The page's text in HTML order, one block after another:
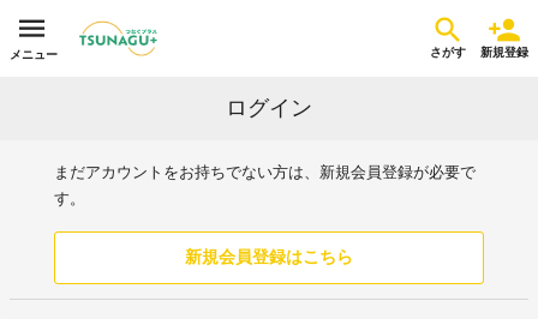
メニュー さがす 新規登録
ログイン
まだアカウントをお持ちでない方は、新規会員登録が必要で
す。
新規会員登録はこちら